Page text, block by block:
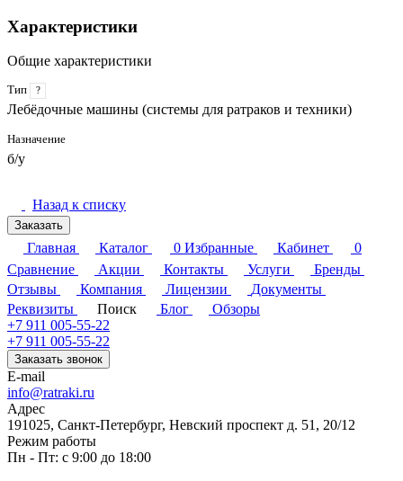
Характеристики
Общие характеристики
Тип ?
Лебёдочные машины (системы для ратраков и техники)
Назначение
б/у
Назад к списку
Заказать
Главная Каталог 0 Избранные Кабинет
0
Сравнение
Акции Контакты Услуги
Бренды
Отзывы
Компания Лицензии
Документы
Реквизиты
Поиск Блог
Обзоры
+7 911 005-55-22
+7 911 005-55-22
Заказать звонок
E-mail
info@ratraki.ru
Адрес
191025, Санкт-Петербург, Невский проспект д. 51, 20/12
Режим работы
Пн - Пт: с 9:00 до 18:00